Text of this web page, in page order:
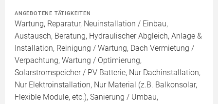
ANGEBOTENE TÄTIGKEITEN
Wartung, Reparatur, Neuinstallation / Einbau,
Austausch, Beratung, Hydraulischer Abgleich, Anlage &
Installation, Reinigung / Wartung, Dach Vermietung /
Verpachtung, Wartung / Optimierung,
Solarstromspeicher / PV Batterie, Nur Dachinstallation,
Nur Elektroinstallation, Nur Material (z.B. Balkonsolar,
Flexible Module, etc.), Sanierung / Umbau,